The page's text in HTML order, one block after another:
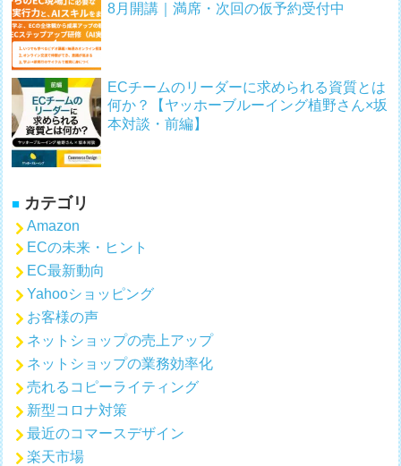
8月開講｜満席・次回の仮予約受付中
ECチームのリーダーに求められる資質とは
何か？【ヤッホーブルーイング植野さん×坂
本対談・前編】
カテゴリ
Amazon
ECの未来・ヒント
EC最新動向
Yahooショッピング
お客様の声
ネットショップの売上アップ
ネットショップの業務効率化
売れるコピーライティング
新型コロナ対策
最近のコマースデザイン
楽天市場